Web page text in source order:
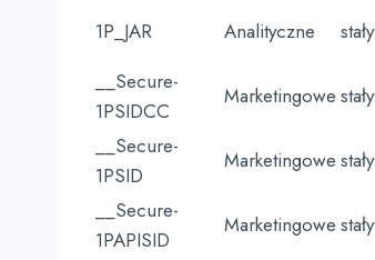
1P_JAR
Analityczne stały
__Secure-
1PSIDCC
Marketingowe stały
__Secure-
1PSID
Marketingowe stały
__Secure-
1PAPISID
Marketingowe stały